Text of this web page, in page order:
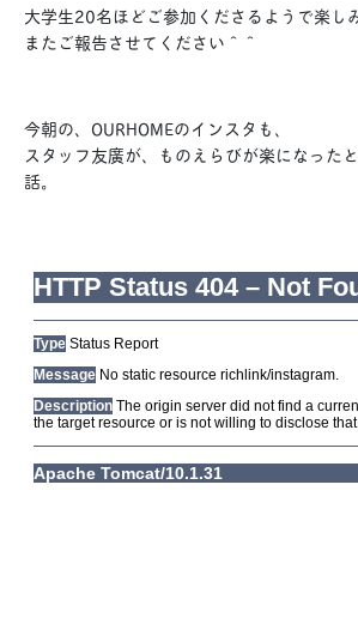
大学生20名ほどご参加くださるようで楽し
またご報告させてください＾＾
今朝の、OURHOMEのインスタも、
スタッフ友廣が、ものえらびが楽になった
話。